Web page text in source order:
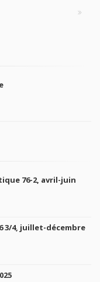
76-2, avril-juin
3/4, juillet-décembre